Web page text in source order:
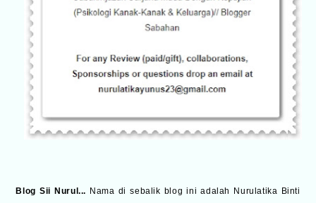
Blog Sii Nurul... Nama di sebalik blog ini adalah Nurulatika Binti